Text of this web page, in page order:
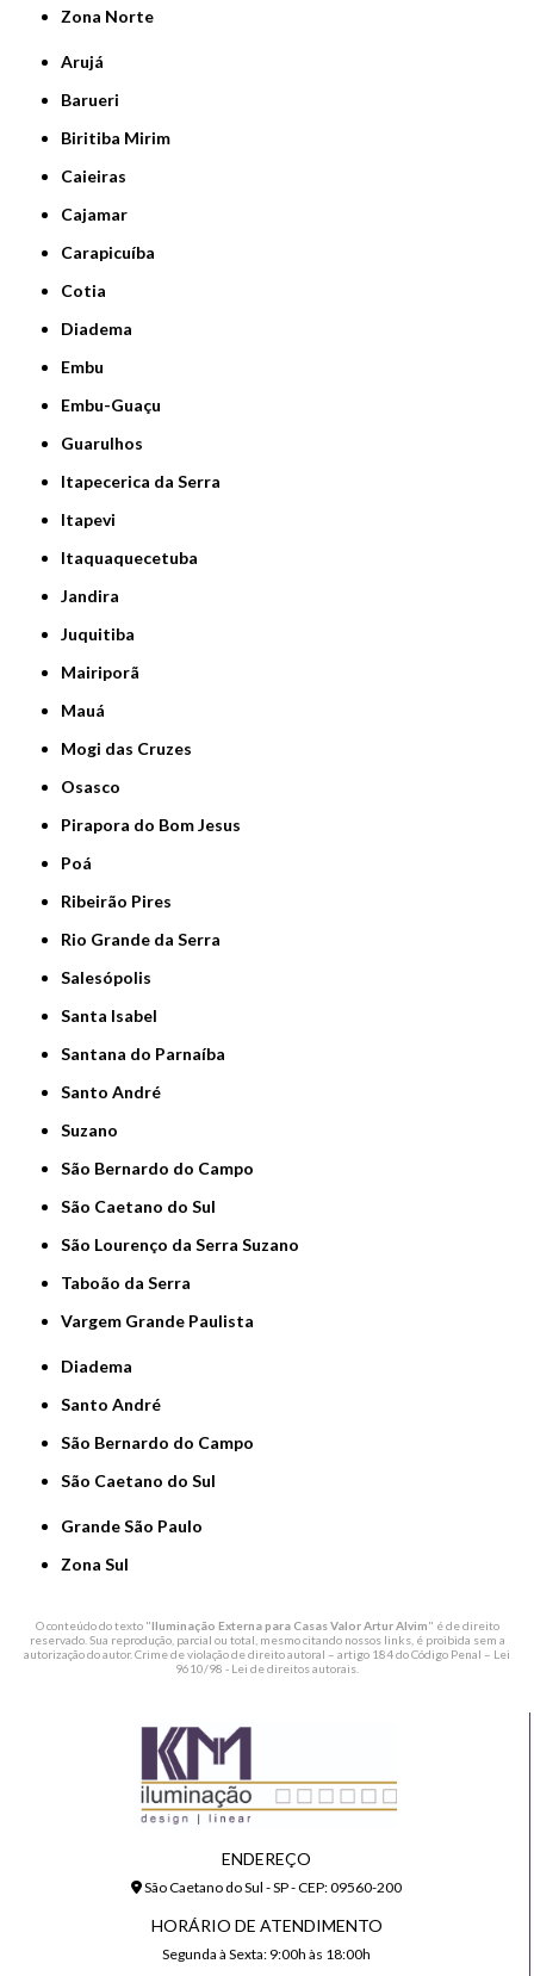
Zona Norte
Arujá
Barueri
Biritiba Mirim
Caieiras
Cajamar
Carapicuíba
Cotia
Diadema
Embu
Embu-Guaçu
Guarulhos
Itapecerica da Serra
Itapevi
Itaquaquecetuba
Jandira
Juquitiba
Mairiporã
Mauá
Mogi das Cruzes
Osasco
Pirapora do Bom Jesus
Poá
Ribeirão Pires
Rio Grande da Serra
Salesópolis
Santa Isabel
Santana do Parnaíba
Santo André
Suzano
São Bernardo do Campo
São Caetano do Sul
São Lourenço da Serra Suzano
Taboão da Serra
Vargem Grande Paulista
Diadema
Santo André
São Bernardo do Campo
São Caetano do Sul
Grande São Paulo
Zona Sul
O conteúdo do texto "Iluminação Externa para Casas Valor Artur Alvim" é de direito
reservado. Sua reprodução, parcial ou total, mesmo citando nossos links, é proibida sem a
autorização do autor. Crime de violação de direito autoral – artigo 184 do Código Penal – Lei
9610/98 - Lei de direitos autorais
ENDEREÇO
São Caetano do Sul - SP - CEP: 09560-200
HORÁRIO DE ATENDIMENTO
Segunda à Sexta: 9:00h às 18:00h